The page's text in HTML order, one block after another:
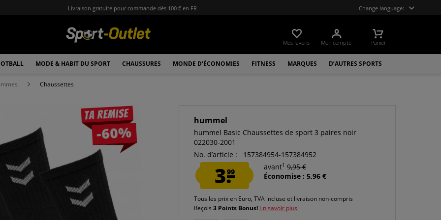
Livraison gratuite pour commande dès 100 € en FR Change language:
Mes favoris Mon compte Panier
MODE & HABIT DU SPORT CHAUSSURES MONDE D'ÉCONOMIES FITNESS MARQUES D’AUTRES SPORTS
Chaussettes
Ta remise
-60%
hummel
hummel Basic Chaussettes de sport 3 paires noir
022030-2001
No. d’article :
157384954-157384952
3.99
avant1 9,95 €
Économise : 5,96 €
Tous les prix en Euro, TVA incluse et livraison non-compris
Reçois3 Points Bonus! En savoir plus